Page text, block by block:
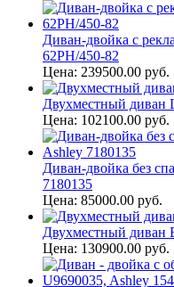
Диван-двойка с
62PH/450-82
Цена: 239500.00 руб.
Двухместный диван
Цена: 102100.00 руб.
Диван-двойка без
7180135
Цена: 85000.00 руб.
Двухместный диван
Цена: 130900.00 руб.